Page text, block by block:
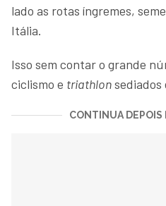
lado as rotas íngremes,
Itália.
Isso sem contar o grande
ciclismo e triathlonsediados
CONTINUA DEPOIS